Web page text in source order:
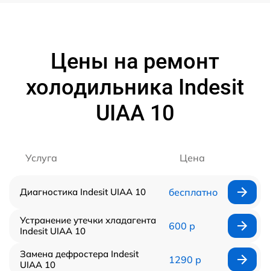
Цены на ремонт
холодильника Indesit
UIAA 10
Услуга Цена
Диагностика Indesit UIAA 10 бесплатно
Устранение утечки хладагента
Indesit UIAA 10
600 р
Замена дефростера Indesit
UIAA 10
1290 р